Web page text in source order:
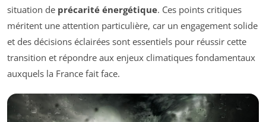
situation de précarité énergétique. Ces points critiques
méritent une attention particulière, car un engagement solide
et des décisions éclairées sont essentiels pour réussir cette
transition et répondre aux enjeux climatiques fondamentaux
auxquels la France fait face.